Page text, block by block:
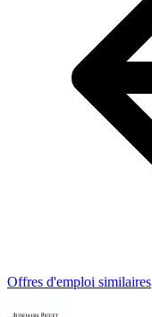
Offres d'emploi similaires